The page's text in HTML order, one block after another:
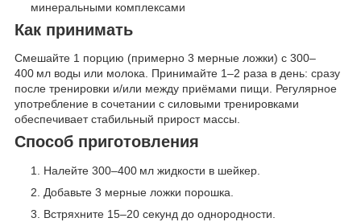
минеральными комплексами
Как принимать
Смешайте 1 порцию (примерно 3 мерные ложки) с 300–
400 мл воды или молока. Принимайте 1–2 раза в день: сразу
после тренировки и/или между приёмами пищи. Регулярное
употребление в сочетании с силовыми тренировками
обеспечивает стабильный прирост массы.
Способ приготовления
Налейте 300–400 мл жидкости в шейкер.
Добавьте 3 мерные ложки порошка.
Встряхните 15–20 секунд до однородности.